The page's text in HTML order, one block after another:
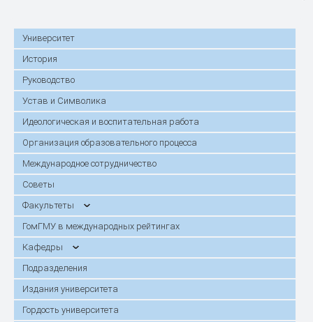
Университет
История
Руководство
Устав и Символика
Идеологическая и воспитательная работа
Организация образовательного процесса
Международное сотрудничество
Советы
Факультеты
ГомГМУ в международных рейтингах
Кафедры
Подразделения
Издания университета
Гордость университета